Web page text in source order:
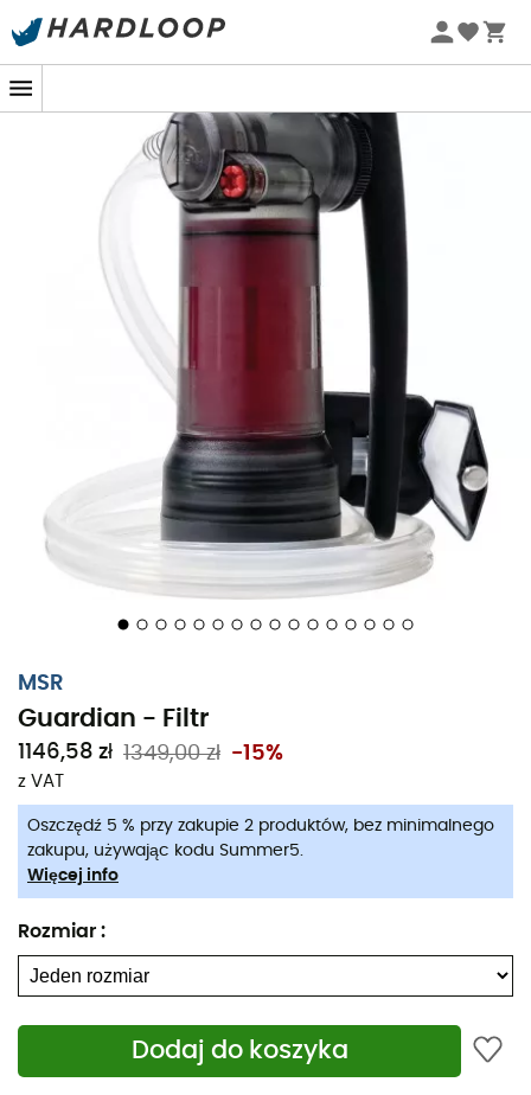
Letnie promocje 🔥 -5% DODATKOWO przy zakupie 2
MSR
Guardian - Filtr
1146,58 zł 1349,00 zł -15%
z VAT
Oszczędź 5 % przy zakupie 2 produktów, bez minimalnego
zakupu, używając kodu Summer5.
Więcej info
Rozmiar :
Dodaj do koszyka